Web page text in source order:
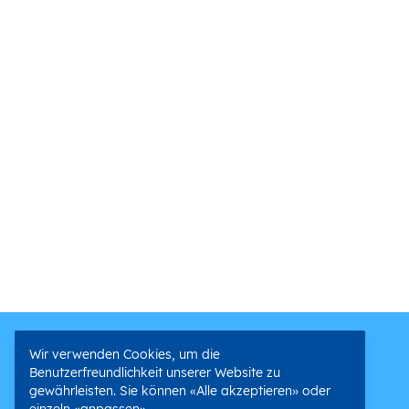
Wir verwenden Cookies, um die
Benutzerfreundlichkeit unserer Website zu
gewährleisten. Sie können «Alle akzeptieren» oder